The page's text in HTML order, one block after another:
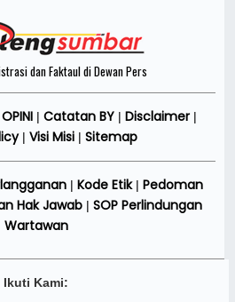
dan Faktaul di Dewan Pers
OPINI| Catatan BY| Disclaimer|
| Visi Misi | Sitemap
| Kode Etik| Pedoman
Hak Jawab| SOP Perlindungan
Wartawan
Ikuti Kami: